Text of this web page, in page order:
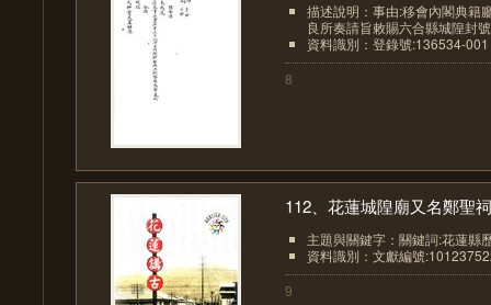
描述說明：事由:移會內閣典籍
良所奏請旨敕賜六合縣城隍封
資料識別：登錄號:136534-001
8
112、花蓮城隍廟又名鄭聖祠
主題與關鍵字：關鍵詞:花蓮縣
資料識別：文獻編號
9